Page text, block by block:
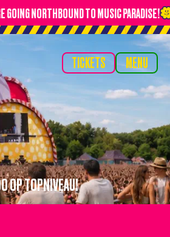
GOING NORTHBOUND TO MUSIC PARADISE!
TICKETS MENU
MENU
HOME
TIMETABLE
LINE-UP
NIEUWS
OVERNACHTEN
VERVOER
OP TOPNIVEAU!